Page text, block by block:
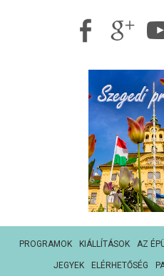
PROGRAMOK KIÁLLÍTÁSOK AZ
JEGYEK ELÉRHETŐSÉG